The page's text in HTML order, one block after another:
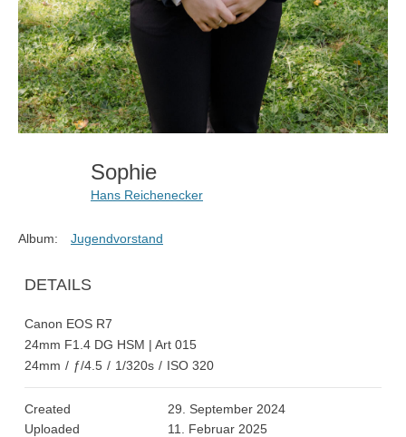
Sophie
Hans Reichenecker
Album: Jugendvorstand
DETAILS
Canon EOS R7
24mm F1.4 DG HSM | Art 015
24mm / ƒ/4.5 / 1/320s / ISO 320
Created
29. September 2024
Uploaded
11. Februar 2025